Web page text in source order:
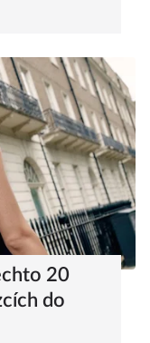
20
do